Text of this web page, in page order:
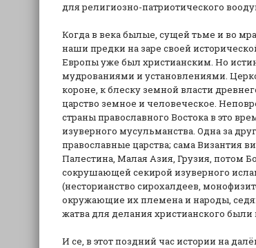
для религиозно-патриотического
Когда в века былые, сущей тьме и во
наши предки на заре своей
Европы уже был христианским. Но
мудрованиями и установлениями.
короне, к блеску земной власти
царство земное и человеческое.
страны православного Востока в это
изуверного мусульманства. Одна за
православные царства; сама Византия
Палестина, Малая Азия, Грузия, потом
сокрушающей секирой изуверного
(несторианство сирохалдеев,
окружающие их племена и народы,
жатва для делания христианского
И се, в этот поздний час истории на